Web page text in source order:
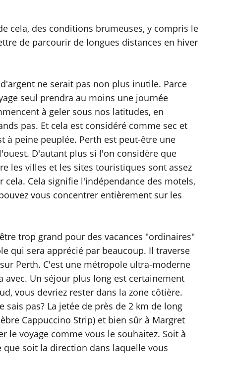
cela, des conditions brumeuses, y compris le
de parcourir de longues distances en hiver
ne serait pas non plus inutile. Parce
seul prendra au moins une journée
à geler sous nos latitudes, en
pas. Et cela est considéré comme sec et
à peine peuplée. Perth est peut-être une
D'autant plus si l'on considère que
les villes et les sites touristiques sont assez
Cela signifie l'indépendance des motels,
vous concentrer entièrement sur les
trop grand pour des vacances "ordinaires"
qui sera apprécié par beaucoup. Il traverse
Perth. C'est une métropole ultra-moderne
Un séjour plus long est certainement
vous devriez rester dans la zone côtière.
pas? La jetée de près de 2 km de long
Cappuccino Strip) et bien sûr à Margret
le voyage comme vous le souhaitez. Soit à
soit la direction dans laquelle vous